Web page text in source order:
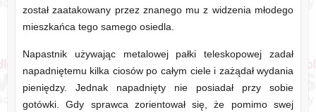
został zaatakowany przez znanego mu z widzenia młodego
mieszkańca tego samego osiedla.
Napastnik używając metalowej pałki teleskopowej zadał
napadniętemu kilka ciosów po całym ciele i zażądał wydania
pieniędzy. Jednak napadnięty nie posiadał przy sobie
gotówki. Gdy sprawca zorientował się, że pomimo swej